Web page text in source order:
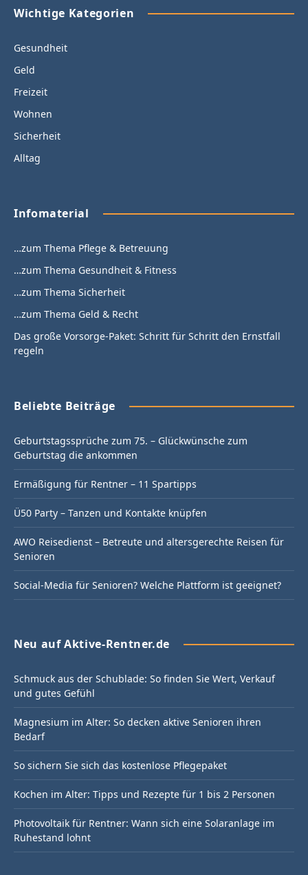
Wichtige Kategorien
Gesundheit
Geld
Freizeit
Wohnen
Sicherheit
Alltag
Infomaterial
…zum Thema Pflege & Betreuung
…zum Thema Gesundheit & Fitness
…zum Thema Sicherheit
…zum Thema Geld & Recht
Das große Vorsorge-Paket: Schritt für Schritt den Ernstfall
regeln
Beliebte Beiträge
Geburtstagssprüche zum 75. – Glückwünsche zum
Geburtstag die ankommen
Ermäßigung für Rentner – 11 Spartipps
Ü50 Party – Tanzen und Kontakte knüpfen
AWO Reisedienst – Betreute und altersgerechte Reisen für
Senioren
Social-Media für Senioren? Welche Plattform ist geeignet?
Neu auf Aktive-Rentner.de
Schmuck aus der Schublade: So finden Sie Wert, Verkauf
und gutes Gefühl
Magnesium im Alter: So decken aktive Senioren ihren
Bedarf
So sichern Sie sich das kostenlose Pflegepaket
Kochen im Alter: Tipps und Rezepte für 1 bis 2 Personen
Photovoltaik für Rentner: Wann sich eine Solaranlage im
Ruhestand lohnt